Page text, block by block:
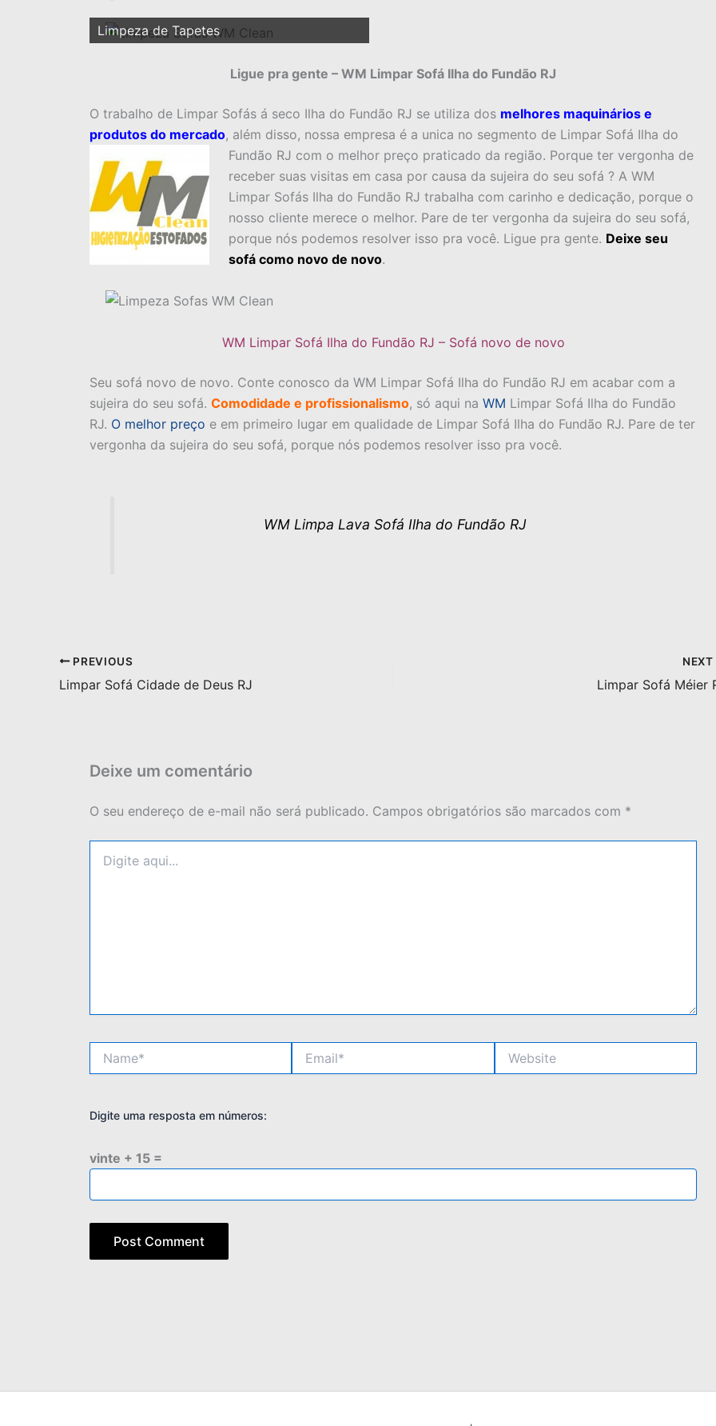
Limpeza de Tapetes
Ligue pra gente – WM Limpar Sofá Ilha do Fundão RJ
O trabalho de Limpar Sofás á seco Ilha do Fundão RJ se utiliza dos melhores maquinários e
produtos do mercado, além disso, nossa empresa é a unica no segmento de Limpar Sofá Ilha do
Fundão RJ com o melhor preço praticado da região. Porque ter vergonha de
receber suas visitas em casa por causa da sujeira do seu sofá ? A WM
Limpar Sofás Ilha do Fundão RJ trabalha com carinho e dedicação, porque o
nosso cliente merece o melhor. Pare de ter vergonha da sujeira do seu sofá,
porque nós podemos resolver isso pra você. Ligue pra gente. Deixe seu
sofá como novo de novo.
WM Limpar Sofá Ilha do Fundão RJ – Sofá novo de novo
Seu sofá novo de novo. Conte conosco da WM Limpar Sofá Ilha do Fundão RJ em acabar com a
sujeira do seu sofá. Comodidade e profissionalismo, só aqui na WM Limpar Sofá Ilha do Fundão
RJ. O melhor preço e em primeiro lugar em qualidade de Limpar Sofá Ilha do Fundão RJ. Pare de ter
vergonha da sujeira do seu sofá, porque nós podemos resolver isso pra você.
WM Limpa Lava Sofá Ilha do Fundão RJ
PREVIOUS
Limpar Sofá Cidade de Deus RJ
NEXT
Limpar Sofá Méier
Deixe um comentário
O seu endereço de e-mail não será publicado. Campos obrigatórios são marcados com *
aqui...
Digite uma resposta em números:
vinte + 15 =